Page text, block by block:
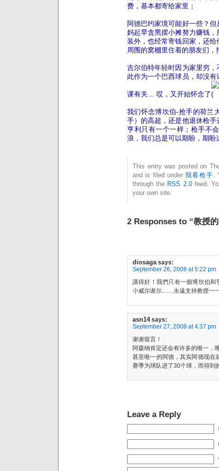
费，基本都寄给家里；
阿德巴约家境可能好一些？
妈起早贪黑摆小摊努力赚钱
装外，也经常寄钱回家，还
周围的窝棚里住着的朋友们，
吉尔伯特年轻时因为家里穷
此作为一个巴西球员，却没
课有关… 哎， 又开始怀念了
我们怀念博坎伯-抢手的荷兰
手）的高超，还是他退休枪
亨利只有一个一样； 枪手不
浪，我们总是可以期盼，期
This entry was posted on
and is filed under 我看枪手
through the RSS 2.0feed.
your own site.
2 Responses to “教授
diosaga says:
September 26, 2008 at 5:22 pm
講得好！我們只有一個博坎伯
小威尔谢尔……永遠支持教授
asn14 says:
September 27, 2008 at 4:37 pm
谢谢留言！
阿森纳肯定还会有许多的唯一
甚至唯一的阿德，其实阿德现在
赛季为球队进了30个球，而得到
Leave a Reply